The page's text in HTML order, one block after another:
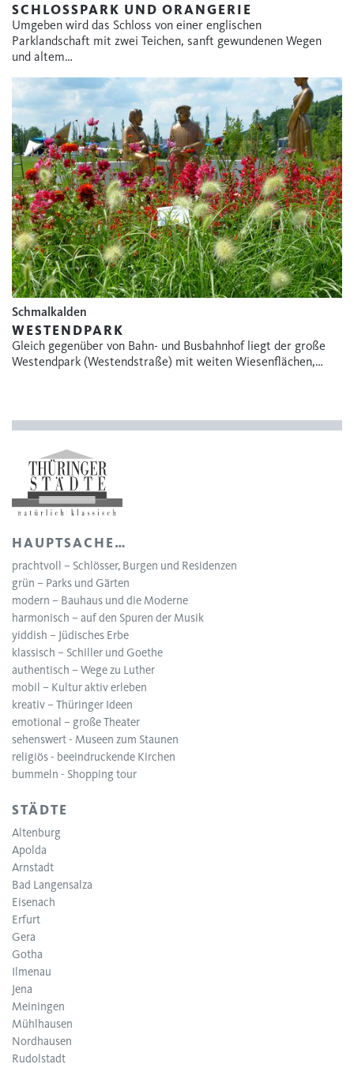
SCHLOSSPARK UND ORANGERIE
Umgeben wird das Schloss von einer englischen
Parklandschaft mit zwei Teichen, sanft gewundenen Wegen
und altem…
Schmalkalden
WESTENDPARK
Gleich gegenüber von Bahn- und Busbahnhof liegt der große
Westendpark (Westendstraße) mit weiten Wiesenflächen,…
HAUPTSACHE…
prachtvoll – Schlösser, Burgen und Residenzen
grün – Parks und Gärten
modern – Bauhaus und die Moderne
harmonisch – auf den Spuren der Musik
yiddish – Jüdisches Erbe
klassisch – Schiller und Goethe
authentisch – Wege zu Luther
mobil – Kultur aktiv erleben
kreativ – Thüringer Ideen
emotional – große Theater
sehenswert - Museen zum Staunen
religiös - beeindruckende Kirchen
bummeln - Shopping tour
STÄDTE
Altenburg
Apolda
Arnstadt
Bad Langensalza
Eisenach
Erfurt
Gera
Gotha
Ilmenau
Jena
Meiningen
Mühlhausen
Nordhausen
Rudolstadt